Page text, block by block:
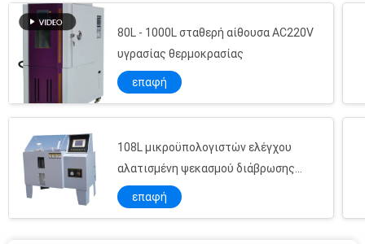
80L - 1000L σταθερή αίθουσα AC220V
υγρασίας θερμοκρασίας
επαφή
108L μικροϋπολογιστών ελέγχου
αλατισμένη ψεκασμού διάβρωσης
δοκιμής αίθουσα δοκιμής διάβρωσης
ψεκασμού αιθουσών αλατισμένη
επαφή